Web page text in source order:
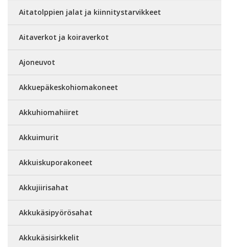
Aitatolppien jalat ja kiinnitystarvikkeet
Aitaverkot ja koiraverkot
Ajoneuvot
Akkuepäkeskohiomakoneet
Akkuhiomahiiret
Akkuimurit
Akkuiskuporakoneet
Akkujiirisahat
Akkukäsipyörösahat
Akkukäsisirkkelit